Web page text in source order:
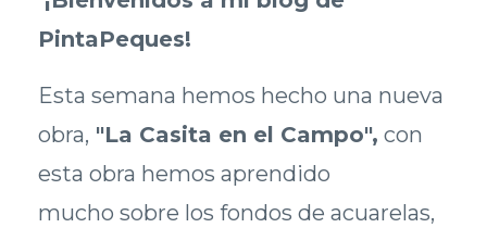
PintaPeques!
Esta semana hemos hecho una nueva
obra, "La Casita en el Campo", con
esta obra hemos aprendido
mucho sobre los fondos de acuarelas,